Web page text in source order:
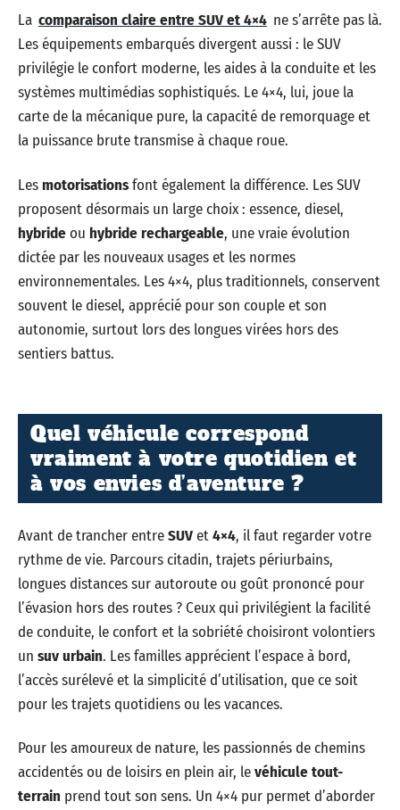
La comparaison claire entre SUV et 4×4 ne s’arrête pas là.
Les équipements embarqués divergent aussi : le SUV
privilégie le confort moderne, les aides à la conduite et les
systèmes multimédias sophistiqués. Le 4×4, lui, joue la
carte de la mécanique pure, la capacité de remorquage et
la puissance brute transmise à chaque roue.
Lesmotorisationsfont également la différence. Les SUV
proposent désormais un large choix : essence, diesel,
hybrideou hybride rechargeable, une vraie évolution
dictée par les nouveaux usages et les normes
environnementales. Les 4×4, plus traditionnels, conservent
souvent le diesel, apprécié pour son couple et son
autonomie, surtout lors des longues virées hors des
sentiers battus.
Quel véhicule correspond
vraiment à votre quotidien et
à vos envies d’aventure ?
Avant de trancher entreSUVet4×4, il faut regarder votre
rythme de vie. Parcours citadin, trajets périurbains,
longues distances sur autoroute ou goût prononcé pour
l’évasion hors des routes ? Ceux qui privilégient la facilité
de conduite, le confort et la sobriété choisiront volontiers
un suv urbain. Les familles apprécient l’espace à bord,
l’accès surélevé et la simplicité d’utilisation, que ce soit
pour les trajets quotidiens ou les vacances.
Pour les amoureux de nature, les passionnés de chemins
accidentés ou de loisirs en plein air, levéhicule tout-
terrain prend tout son sens. Un 4×4 pur permet d’aborder